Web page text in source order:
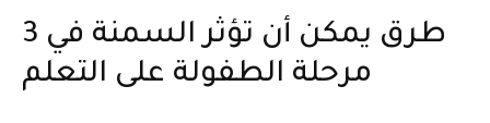
3 طرق يمكن أن تؤثر السمنة في
مرحلة الطفولة على التعلم